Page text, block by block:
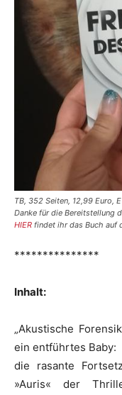
TB, 352 Seiten, 12,99 Euro,
Danke für die Bereitstellung
HIER findet ihr das Buch auf
***************
Inhalt:
„Akustische
ein entführtes Baby:
die rasante
»Auris« der